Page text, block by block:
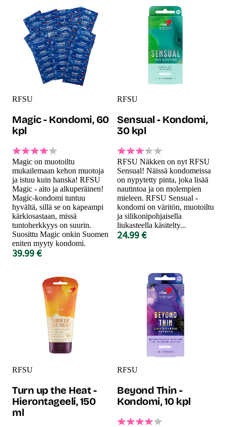
RFSU
Magic - Kondomi, 60
kpl
Magic on muotoiltu
mukailemaan kehon muotoja
ja istuu kuin hanska! RFSU
Magic - aito ja alkuperäinen!
Magic-kondomi tuntuu
hyvältä, sillä se on kapeampi
kärkiosastaan, missä
tuntoherkkyys on suurin.
Suosittu Magic onkin Suomen
eniten myyty kondomi.
39.99 €
RFSU
Sensual - Kondomi,
30 kpl
RFSU Näkken on nyt RFSU
Sensual! Näissä kondomeissa
on nypytetty pinta, joka lisää
nautintoa ja on molempien
mieleen. RFSU Sensual -
kondomi on väritön, muotoiltu
ja silikonipohjaisella
liukasteella käsitelty...
24.99 €
RFSU
Turn up the Heat -
Hierontageeli, 150
ml
RFSU
Beyond Thin -
Kondomi, 10 kpl